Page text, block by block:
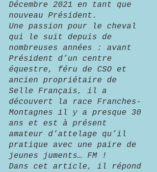
Décembre 2021 en tant que
nouveau Président.
Une passion pour le cheval
qui le suit depuis de
nombreuses années : avant
Président d’un centre
équestre, féru de CSO et
ancien propriétaire de
Selle Français, il a
découvert la race Franches-
Montagnes il y a presque 30
ans et est à présent
amateur d’attelage qu’il
pratique avec une paire de
jeunes juments… FM !
Dans cet article, il répond